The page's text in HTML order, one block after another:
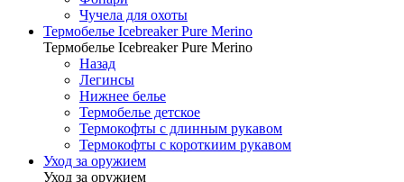
Чучела для охоты
Термобелье Icebreaker Pure Merino
Термобелье Icebreaker Pure Merino
Назад
Легинсы
Нижнее белье
Термобелье детское
Термокофты с длинным рукавом
Термокофты с короткиим рукавом
Уход за оружием
Уход за оружием